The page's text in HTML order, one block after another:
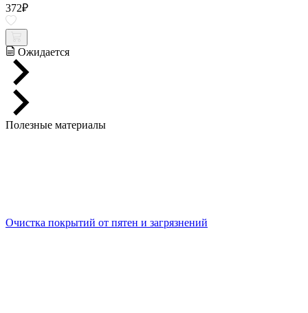
372₽
Ожидается
Полезные материалы
Очистка покрытий от пятен и загрязнений